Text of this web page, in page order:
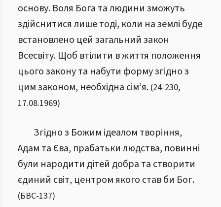
основу. Воля Бога та людини зможуть
здійснитися лише тоді, коли на землі буде
встановлено цей загальний закон
Всесвіту. Щоб втілити в життя положення
цього закону та набути форму згідно з
цим законом, необхідна сім’я. (24-230,
17.08.1969)
Згідно з Божим ідеалом творіння,
Адам та Єва, прабатьки людства, повинні
були народити дітей добра та створити
єдиний світ, центром якого став би Бог.
(БВС-137)